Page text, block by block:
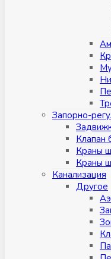
Запорно-
Клапан
Краны
Краны
Канализация
Другое